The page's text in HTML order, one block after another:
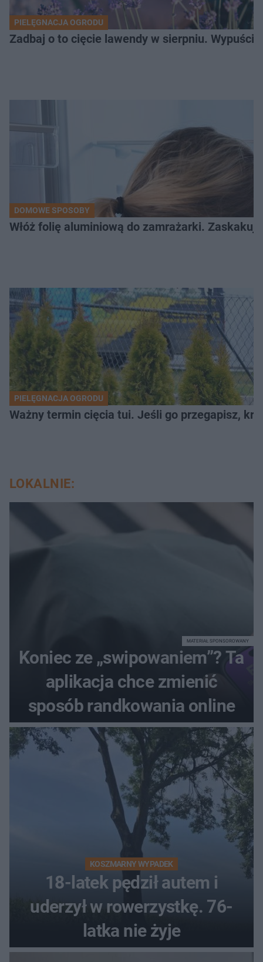
PIELĘGNACJA OGRODU
Zadbaj o to cięcie lawendy w sierpniu. Wypuści
DOMOWE SPOSOBY
Włóż folię aluminiową do zamrażarki.
PIELĘGNACJA OGRODU
Ważny termin cięcia tui. Jeśli go przegapisz,
LOKALNIE:
Koniec ze „swipowaniem”? Ta
aplikacja chce zmienić
sposób randkowania online
MATERIAŁ SPONSOROWANY
KOSZMARNY WYPADEK
18-latek pędził autem i
uderzył w rowerzystkę. 76-
latka nie żyje